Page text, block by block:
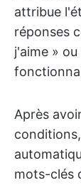
attribue
réponses
j'aime »
Après
mots-clés